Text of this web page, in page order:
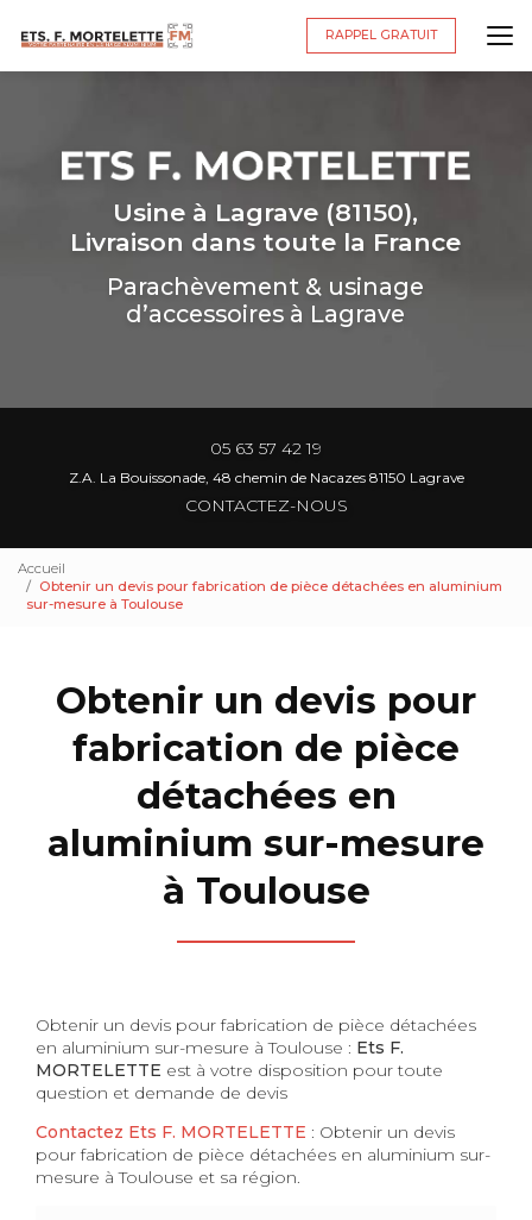
principal
RAPPEL GRATUIT
Usine à Lagrave (81150),
Livraison dans toute la France
Parachèvement & usinage
d’accessoires à Lagrave
05 63 57 42 19
Z.A. La Bouissonade, 48 chemin de Nacazes 81150 Lagrave
CONTACTEZ-NOUS
Accueil
Obtenir un devis pour fabrication de pièce détachées en aluminium
sur-mesure à Toulouse
Obtenir un devis pour
fabrication de pièce
détachées en
aluminium sur-mesure
à Toulouse
Obtenir un devis pour fabrication de pièce détachées
en aluminium sur-mesure à Toulouse : Ets F.
MORTELETTE est à votre disposition pour toute
question et demande de devis
Contactez Ets F. MORTELETTE : Obtenir un devis
pour fabrication de pièce détachées en aluminium sur-
mesure à Toulouse et sa région.